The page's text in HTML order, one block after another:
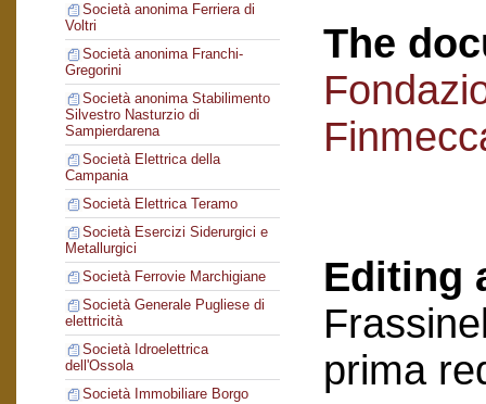
Società anonima Ferriera di
Voltri
Società anonima Franchi-
Gregorini
Società anonima Stabilimento
Silvestro Nasturzio di
Sampierdarena
Società Elettrica della
Campania
Società Elettrica Teramo
Società Esercizi Siderurgici e
Metallurgici
Società Ferrovie Marchigiane
Società Generale Pugliese di
elettricità
Società Idroelettrica
dell'Ossola
Società Immobiliare Borgo
The
Editing
prima